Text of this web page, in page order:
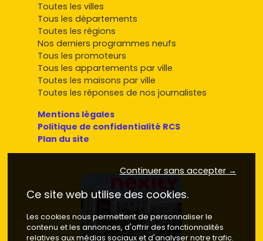
Toutes les villes
Tous les départements
Toutes les régions
Nos derniers programmes neufs
Tous les promoteurs
Tous les appartements par ville
Toutes les maisons par ville
Toutes les réponses de nos journalistes
Mentions légales
Politique de confidentialité RCS
Plan du site
Continuer sans accepter →
Ce site web utilise des cookies.
Les cookies nous permettent de personnaliser le
contenu et les annonces, d'offrir des fonctionnalités
relatives aux médias sociaux et d'analyser notre trafic.